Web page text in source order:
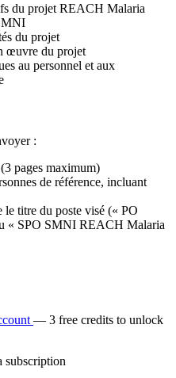
du projet REACH Malaria
du projet
œuvre du projet
au personnel et aux
:
pages maximum)
de référence, incluant
le titre du poste visé (« PO
« SPO SMNI REACH Malaria
— 3 free credits to unlock
subscription